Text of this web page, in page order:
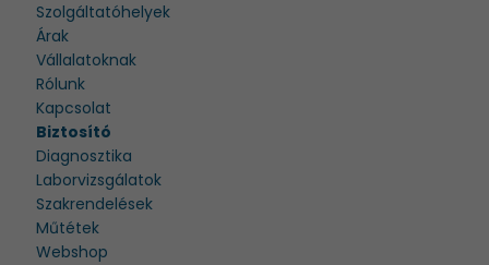
Szolgáltatóhelyek
Árak
Vállalatoknak
Rólunk
Kapcsolat
Biztosító
Diagnosztika
Laborvizsgálatok
Szakrendelések
Műtétek
Webshop